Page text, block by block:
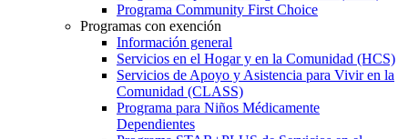
Programa Community First Choice
Programas con exención
Información general
Servicios en el Hogar y en la Comunidad (HCS)
Servicios de Apoyo y Asistencia para Vivir en la
Comunidad (CLASS)
Programa para Niños Médicamente
Dependientes